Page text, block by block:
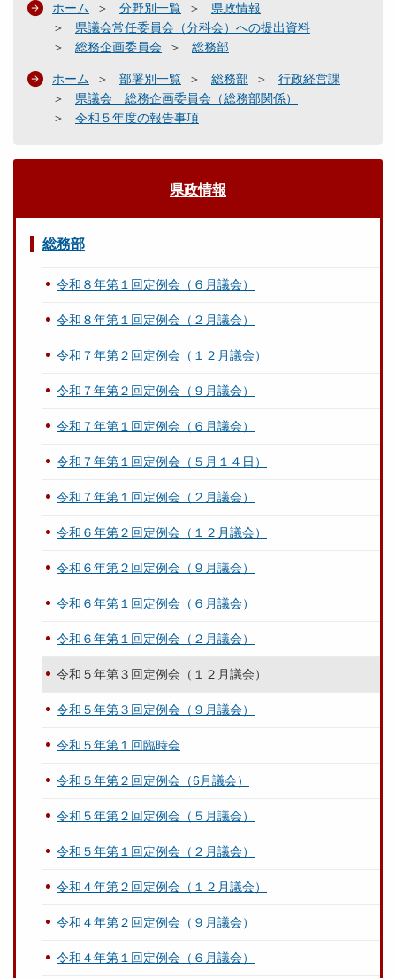
ホーム 分野別一覧
県政情報
県議会常任委員会（分科会）への提出資料
総務企画委員会
総務部
ホーム 部署別一覧 総務部
行政経営課
県議会 総務企画委員会（総務部関係）
令和５年度の報告事項
県政情報
総務部
令和８年第１回定例会（６月議会）
令和８年第１回定例会（２月議会）
令和７年第２回定例会（１２月議会）
令和７年第２回定例会（９月議会）
令和７年第１回定例会（６月議会）
令和７年第１回定例会（５月１４日）
令和７年第１回定例会（２月議会）
令和６年第２回定例会（１２月議会）
令和６年第２回定例会（９月議会）
令和６年第１回定例会（６月議会）
令和６年第１回定例会（２月議会）
令和５年第３回定例会（１２月議会）
令和５年第３回定例会（９月議会）
令和５年第１回臨時会
令和５年第２回定例会（6月議会）
令和５年第２回定例会（５月議会）
令和５年第１回定例会（２月議会）
令和４年第２回定例会（１２月議会）
令和４年第２回定例会（９月議会）
令和４年第１回定例会（６月議会）